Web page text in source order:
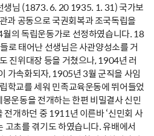
생님 (1873. 6. 20 1935. 1. 31) 국가보
과 공동으로 국권회복과 조국독립을
의 독립운동가로 선정하였습니다. 18
로 태어난 선생님은 사관양성소를 거
진위대장 등을 거쳤으나, 1904년 러
가속화되자, 1905년 3월 군직을 사임
학교를 세워 민족교육운동에 뛰어들었
운동을 전개하는 한편 비밀결사 신민
개하던 중 1911년 이른바 ‘신민회 사
고초를 겪기도 하였습니다. 유배에서